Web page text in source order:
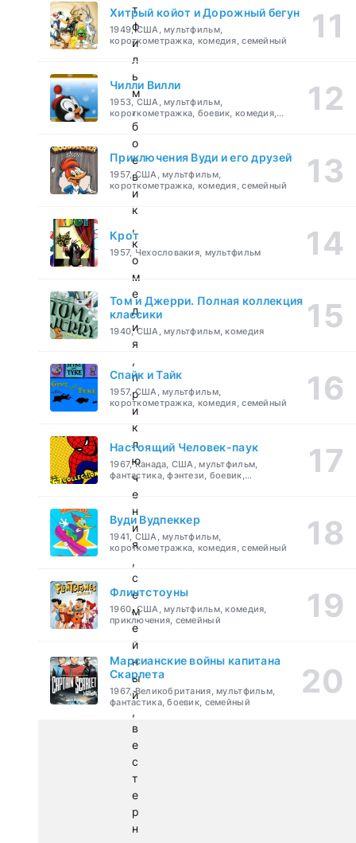
т
ф
и
л
ь
м
,
б
о
е
в
и
к
,
к
о
м
е
д
и
я
,
п
р
и
к
л
ю
ч
е
н
и
я
,
с
е
м
е
й
н
ы
й
,
в
е
с
т
е
р
н
Хитрый койот и Дорожный бегун
1949, США, мультфильм,
короткометражка, комедия, семейный
Чилли Вилли
1953, США, мультфильм,
короткометражка, боевик, комедия,
приключения, семейный
Приключения Вуди и его друзей
1957, США, мультфильм,
короткометражка, комедия, семейный
Крот
1957, Чехословакия, мультфильм
Том и Джерри. Полная коллекция
классики
1940, США, мультфильм, комедия
Спайк и Тайк
1957, США, мультфильм,
короткометражка, комедия, семейный
Настоящий Человек-паук
1967, Канада, США, мультфильм,
фантастика, фэнтези, боевик,
Вуди Вудпеккер
1941, США, мультфильм,
короткометражка, комедия, семейный
Флинтстоуны
1960, США, мультфильм, комедия,
приключения, семейный
Марсианские войны капитана
Скарлета
1967, Великобритания, мультфильм,
фантастика, боевик, семейный